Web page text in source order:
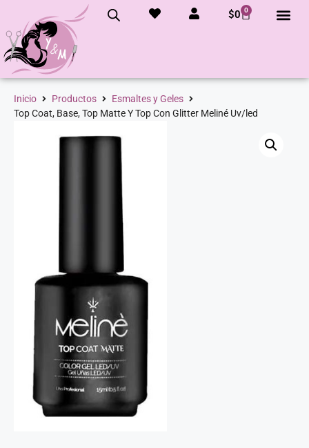
$0 0
Inicio Productos
Esmaltes y Geles
Top Coat, Base, Top Matte Y Top Con Glitter Meliné Uv/led